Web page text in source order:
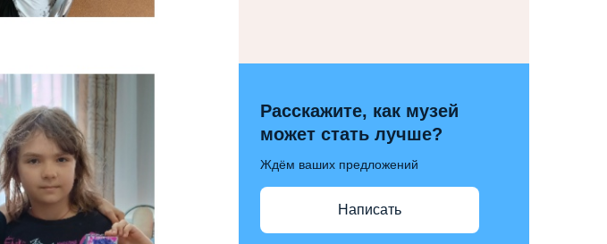
Расскажите, как музей
может стать лучше?
Ждём ваших предложений
Написать